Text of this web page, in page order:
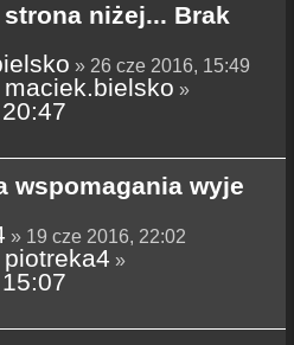
niżej... Brak
» 26 cze 2016, 15:49
maciek.bielsko »
wspomagania wyje
» 19 cze 2016, 22:02
piotreka4 »